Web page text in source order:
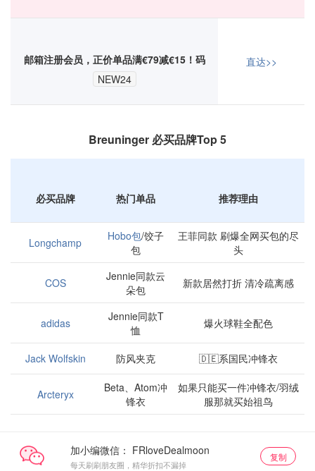
邮箱注册会员，正价单品满€79减€15！码
NEW24
直达>>
Breuninger 必买品牌Top 5
必买品牌 热门单品 推荐理由
Longchamp Hobo包/饺子
包
王菲同款 刷爆全网买包的尽
头
COS
Jennie同款云
朵包
新款居然打折 清冷疏离感
adidas
Jennie同款T
恤
爆火球鞋全配色
Jack Wolfskin 防风夹克 🇩🇪系国民冲锋衣
Arcteryx
Beta、Atom冲
锋衣
如果只能买一件冲锋衣/羽绒
服那就买始祖鸟
加小编微信：
每天刷刷朋友圈，精华折扣不漏掉
复制